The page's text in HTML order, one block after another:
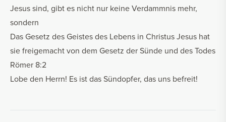
Jesus sind, gibt es nicht nur keine Verdammnis mehr,
sondern
Das Gesetz des Geistes des Lebens in Christus Jesus hat
sie freigemacht von dem Gesetz der Sünde und des Todes
Römer 8:2
Lobe den Herrn! Es ist das Sündopfer, das uns befreit!